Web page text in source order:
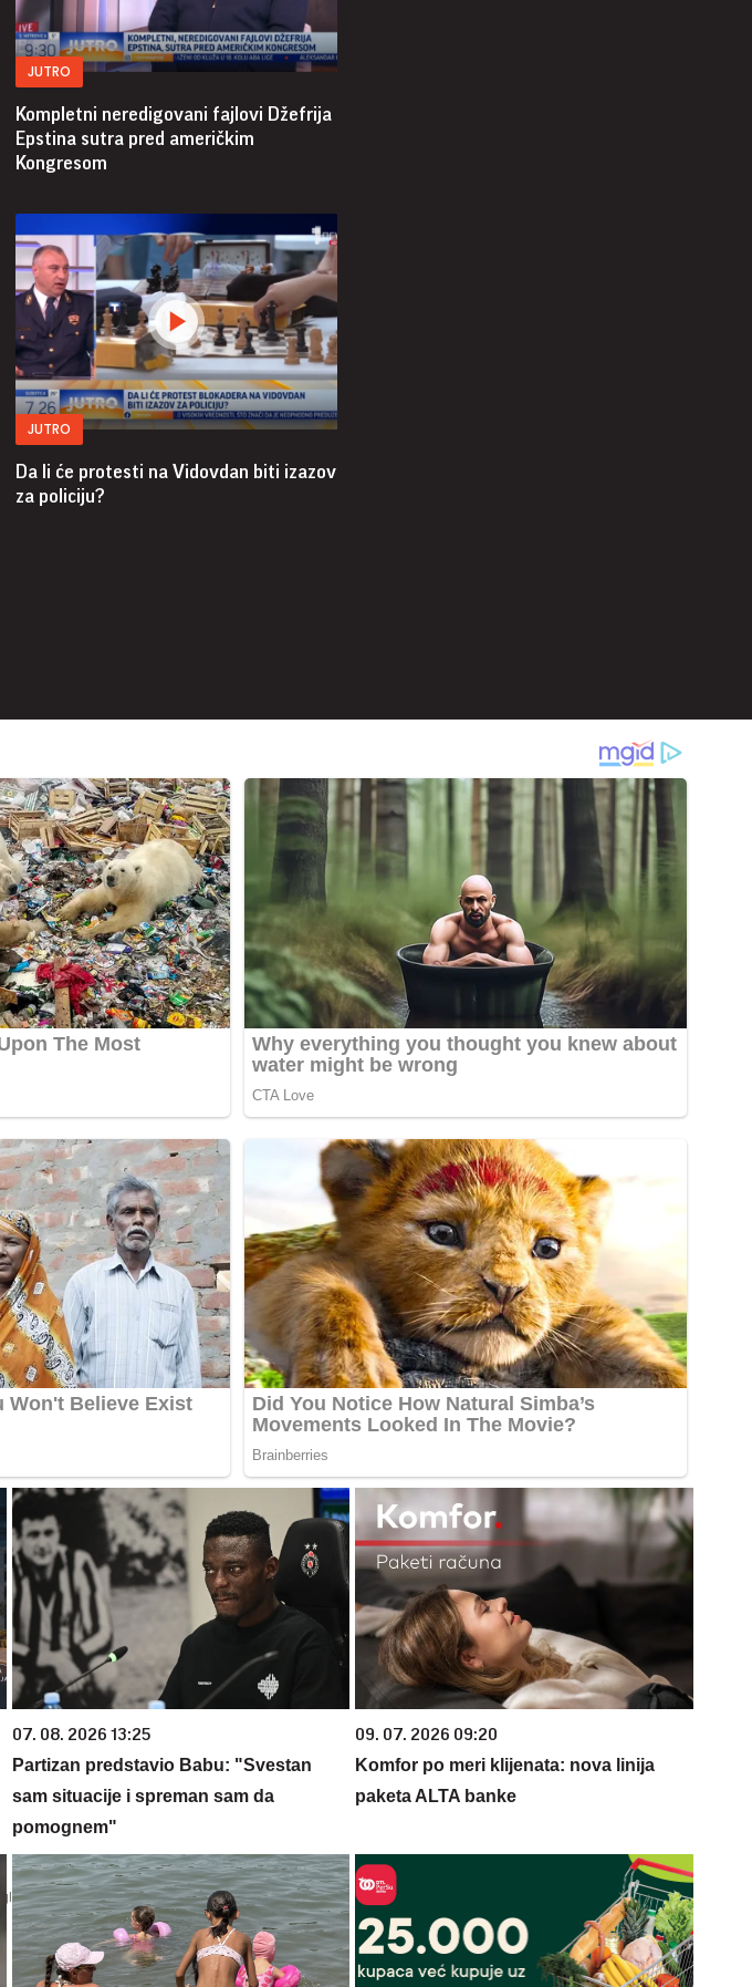
JUTRO
Kompletni neredigovani fajlovi Džefrija
Epstina sutra pred američkim
Kongresom
JUTRO
Da li će protesti na Vidovdan biti izazov
za policiju?
07. 08. 2026 13:25
Partizan predstavio Babu: "Svestan
sam situacije i spreman sam da
pomognem"
09. 07. 2026 09:20
Komfor po meri klijenata: nova linija
paketa ALTA banke